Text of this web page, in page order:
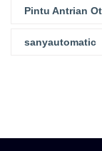
Pintu Antrian
sanyautomatic